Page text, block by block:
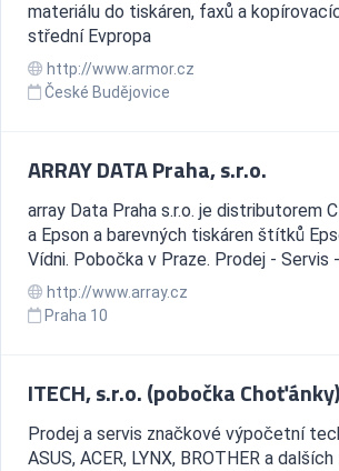
materiálu do tiskáren, faxů a
střední Evpropa
http://www.armor.cz
České Budějovice
ARRAY DATA Praha, s.r.o.
array Data Praha s.r.o. je distributorem
a Epson a barevných tiskáren štítků
Vídni. Pobočka v Praze. Prodej - Servis
http://www.array.cz
Praha 10
ITECH, s.r.o. (pobočka Choťánky)
Prodej a servis značkové výpočetní
ASUS, ACER, LYNX, BROTHER a